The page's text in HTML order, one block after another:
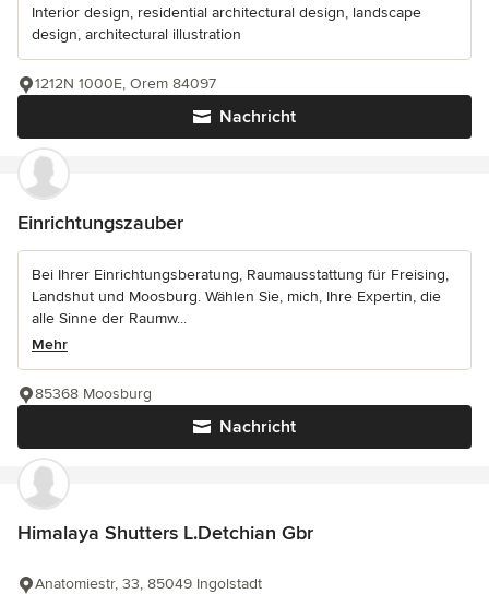
Interior design, residential architectural design, landscape
design, architectural illustration
Nachricht
1212N 1000E, Orem 84097
Einrichtungszauber
Bei Ihrer Einrichtungsberatung, Raumausstattung für Freising,
Landshut und Moosburg. Wählen Sie, mich, Ihre Expertin, die
alle Sinne der Raumw...
Mehr
Nachricht
85368 Moosburg
Himalaya Shutters L.Detchian Gbr
Anatomiestr, 33, 85049 Ingolstadt